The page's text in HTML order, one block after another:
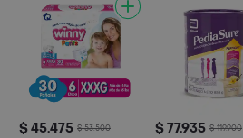
$ 45.475 $ 53.500 $ 77.935 $ 119.900